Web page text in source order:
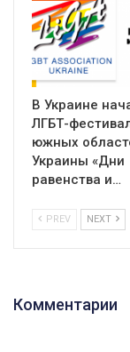
В Украине
ЛГБТ-
южных
Украины «Дни
равенства и…
PREV NEXT
Комментарии